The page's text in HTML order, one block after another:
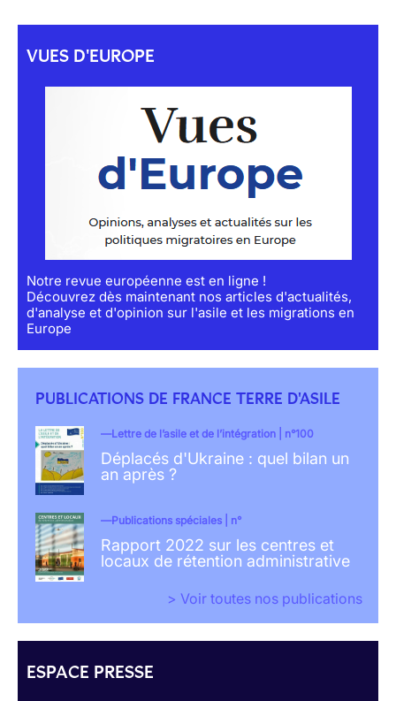
VUES D'EUROPE
Notre revue européenne est en ligne !
Découvrez dès maintenant nos articles d'actualités,
d'analyse et d'opinion sur l'asile et les migrations en
Europe
PUBLICATIONS DE FRANCE TERRE D'ASILE
Lettre de l’asile et de l’intégration | n°100
Déplacés d'Ukraine : quel bilan un
an après ?
Publications spéciales | n°
Rapport 2022 sur les centres et
locaux de rétention administrative
> Voir toutes nos publications
ESPACE PRESSE